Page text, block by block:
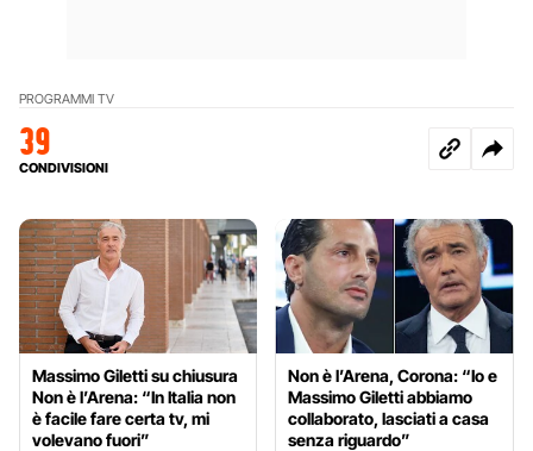
PROGRAMMI TV
39
CONDIVISIONI
Massimo Giletti su chiusura
Non è l’Arena: “In Italia non
è facile fare certa tv, mi
volevano fuori”
Non è l’Arena, Corona: “Io e
Massimo Giletti abbiamo
collaborato, lasciati a casa
senza riguardo”